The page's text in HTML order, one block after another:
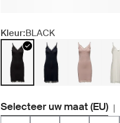
Kleur:BLACK
Selecteer uw maat (EU) |